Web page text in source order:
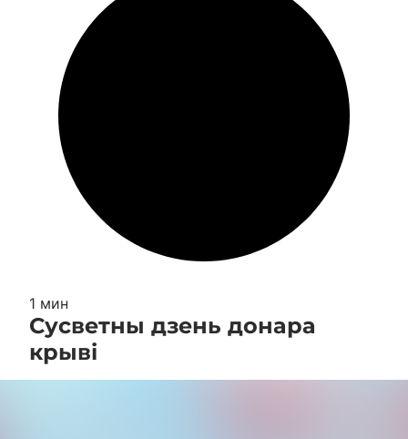
1 мин
Сусветны дзень донара
крыві